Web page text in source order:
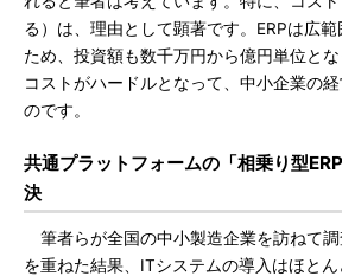
る）は、理由として顕著です。ERPは広
ため、投資額も数千万円から億円単位と
コストがハードルとなって、中小企業の
のです。
共通プラットフォームの「相乗り型
決
筆者らが全国の中小製造企業を訪ねて
を重ねた結果、ITシステムの導入はほと